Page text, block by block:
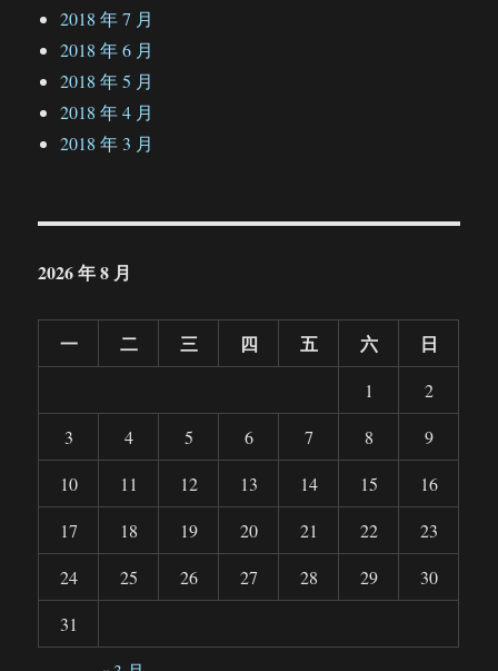
2018 年 7 月
2018 年 6 月
2018 年 5 月
2018 年 4 月
2018 年 3 月
2026 年 8 月
一 二 三 四 五 六 日
1
2
3
4 5 6 7 8
9
10
11 12 13 14 15
16
17
18 19 20 21 22
23
24
25 26 27 28 29
30
31